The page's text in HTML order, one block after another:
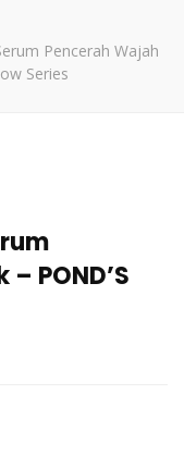
Pencerah Wajah
Series
POND’S